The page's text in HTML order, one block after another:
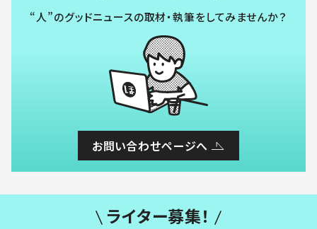
“人”のグッドニュースの取材・執筆をしてみませんか？
お問い合わせページへ
ライター募集！